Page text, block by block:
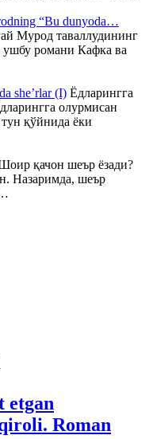
“Bu dunyoda…
Мурод таваллудининг
романи Кафка ва
she’rlar (I) Ёдларингга
олурмисан
қўйнида ёки
қачон шеър ёзади?
Назаримда, шеър
etgan
Roman